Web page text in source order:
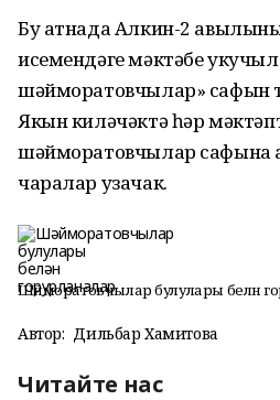
Бу атнада Алкин-2
исемендәге мәктәбе
шәйморатовчылар»
Якын киләчәктә һәр
шәйморатовчылар сафына
чаралар узачак.
Шәйморатовчылар булулары белән
Автор: Дильбар Хамитова
Читайте нас